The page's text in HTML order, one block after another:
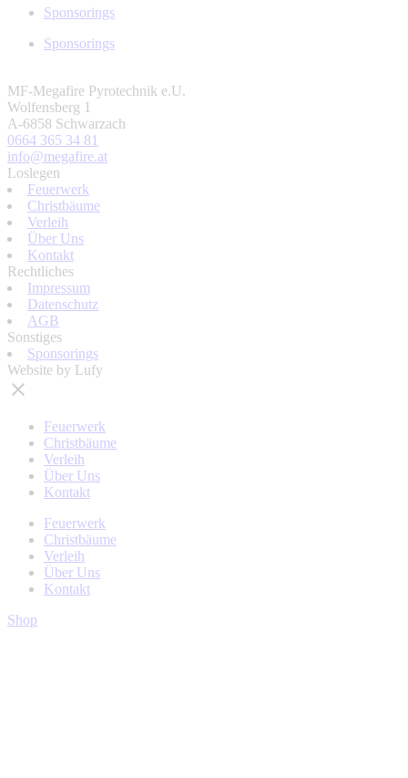
Sponsorings
Sponsorings
MF-Megafire Pyrotechnik e.U.
Wolfensberg 1
A-6858 Schwarzach
0664 365 34 81
info@megafire.at
Loslegen
Feuerwerk
Christbäume
Verleih
Über Uns
Kontakt
Rechtliches
Impressum
Datenschutz
AGB
Sonstiges
Sponsorings
Website by Lufy
Feuerwerk
Christbäume
Verleih
Über Uns
Kontakt
Feuerwerk
Christbäume
Verleih
Über Uns
Kontakt
Shop